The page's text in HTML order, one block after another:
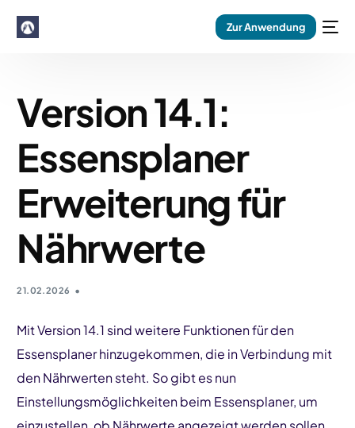
Zur Anwendung
Version 14.1:
Essensplaner
Erweiterung für
Nährwerte
21.02.2026
Mit Version 14.1 sind weitere Funktionen für den
Essensplaner hinzugekommen, die in Verbindung mit
den Nährwerten steht. So gibt es nun
Einstellungsmöglichkeiten beim Essensplaner, um